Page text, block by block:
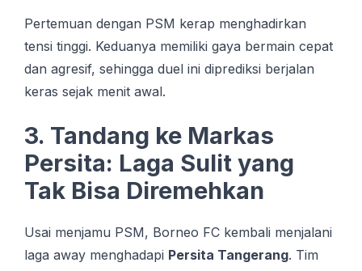
Pertemuan dengan PSM kerap menghadirkan
tensi tinggi. Keduanya memiliki gaya bermain cepat
dan agresif, sehingga duel ini diprediksi berjalan
keras sejak menit awal.
3. Tandang ke Markas
Persita: Laga Sulit yang
Tak Bisa Diremehkan
Usai menjamu PSM, Borneo FC kembali menjalani
laga away menghadapi Persita Tangerang. Tim